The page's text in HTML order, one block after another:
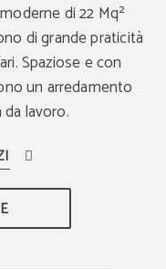
di 22 Mq²
di grande praticità
Spaziose e con
un arredamento
lavoro.